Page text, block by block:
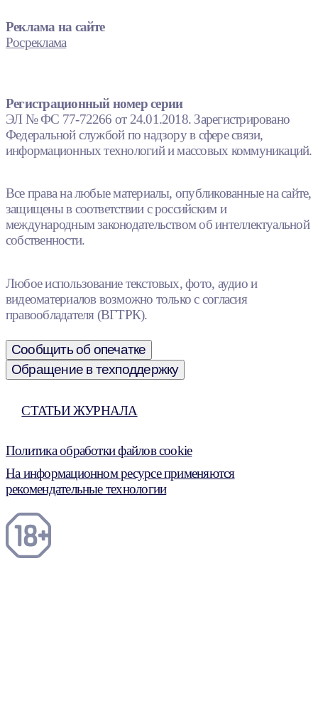
Реклама на сайте
Росреклама
Регистрационный номер серии
ЭЛ № ФС 77-72266 от 24.01.2018. Зарегистрировано
Федеральной службой по надзору в сфере связи,
информационных технологий и массовых коммуникаций.
Все права на любые материалы, опубликованные на сайте,
защищены в соответствии с российским и
международным законодательством об интеллектуальной
собственности.
Любое использование текстовых, фото, аудио и
видеоматериалов возможно только с согласия
правообладателя (ВГТРК).
Сообщить об опечатке
Обращение в техподдержку
СТАТЬИ ЖУРНАЛА
Политика обработки файлов cookie
На информационном ресурсе применяются
рекомендательные технологии